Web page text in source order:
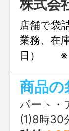
株式会
店舗で袋
業務、在
日） ※８
週３日の
（ＡＴ車
更範囲：
商品の
パート・
(1)8時30